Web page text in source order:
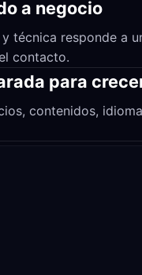
a negocio
técnica responde a
contacto.
para
contenidos,